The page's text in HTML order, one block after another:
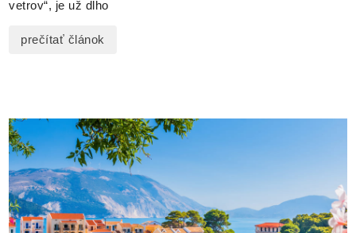
vetrov“, je už dlho
prečítať článok